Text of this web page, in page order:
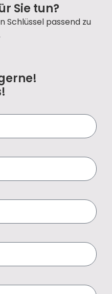
Sie tun?
Schlüssel passend zu